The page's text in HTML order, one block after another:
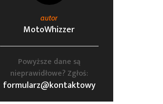
autor
MotoWhizzer
Powyższe dane są
nieprawidłowe? Zgłoś:
formularz@kontaktowy